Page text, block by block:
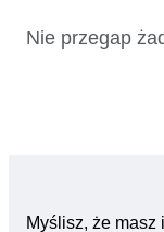
Nie przegap
Myślisz, że